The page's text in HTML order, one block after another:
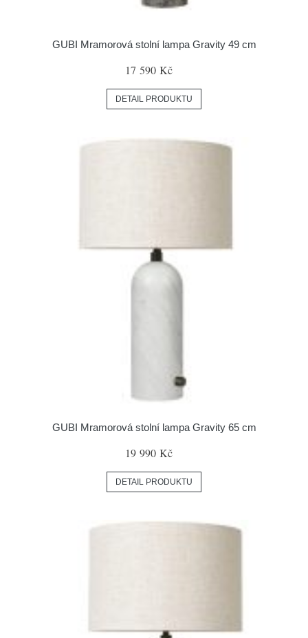
GUBI Mramorová stolní lampa Gravity 49 cm
17 590 Kč
DETAIL PRODUKTU
GUBI Mramorová stolní lampa Gravity 65 cm
19 990 Kč
DETAIL PRODUKTU